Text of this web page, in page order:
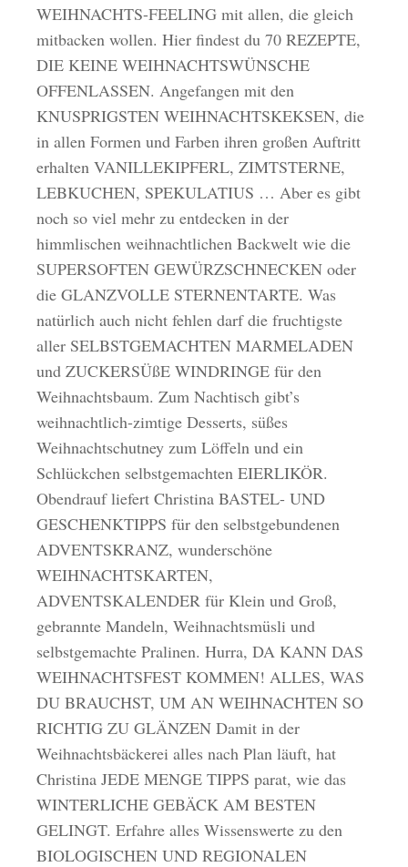
WEIHNACHTS-FEELING mit allen, die gleich
mitbacken wollen. Hier findest du 70 REZEPTE,
DIE KEINE WEIHNACHTSWÜNSCHE
OFFENLASSEN. Angefangen mit den
KNUSPRIGSTEN WEIHNACHTSKEKSEN, die
in allen Formen und Farben ihren großen Auftritt
erhalten VANILLEKIPFERL, ZIMTSTERNE,
LEBKUCHEN, SPEKULATIUS … Aber es gibt
noch so viel mehr zu entdecken in der
himmlischen weihnachtlichen Backwelt wie die
SUPERSOFTEN GEWÜRZSCHNECKEN oder
die GLANZVOLLE STERNENTARTE. Was
natürlich auch nicht fehlen darf die fruchtigste
aller SELBSTGEMACHTEN MARMELADEN
und ZUCKERSÜßE WINDRINGE für den
Weihnachtsbaum. Zum Nachtisch gibt’s
weihnachtlich-zimtige Desserts, süßes
Weihnachtschutney zum Löffeln und ein
Schlückchen selbstgemachten EIERLIKÖR.
Obendrauf liefert Christina BASTEL- UND
GESCHENKTIPPS für den selbstgebundenen
ADVENTSKRANZ, wunderschöne
WEIHNACHTSKARTEN,
ADVENTSKALENDER für Klein und Groß,
gebrannte Mandeln, Weihnachtsmüsli und
selbstgemachte Pralinen. Hurra, DA KANN DAS
WEIHNACHTSFEST KOMMEN! ALLES, WAS
DU BRAUCHST, UM AN WEIHNACHTEN SO
RICHTIG ZU GLÄNZEN Damit in der
Weihnachtsbäckerei alles nach Plan läuft, hat
Christina JEDE MENGE TIPPS parat, wie das
WINTERLICHE GEBÄCK AM BESTEN
GELINGT. Erfahre alles Wissenswerte zu den
BIOLOGISCHEN UND REGIONALEN